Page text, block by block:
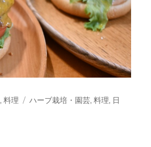
,料理
タ
ハーブ栽培・園芸,料理, 日